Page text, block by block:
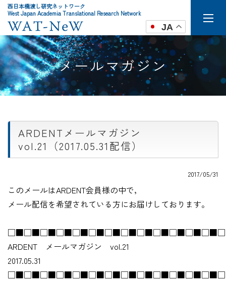
西日本橋渡し研究ネットワーク
West Japan Academia Translational Research Network
JA
メールマガジン
ARDENTメールマガジン
vol.21（2017.05.31配信）
2017/05/31
このメールはARDENT会員様の中で，
メール配信を希望されている方にお届けしております。
ARDENT メールマガジン vol.21
2017.05.31